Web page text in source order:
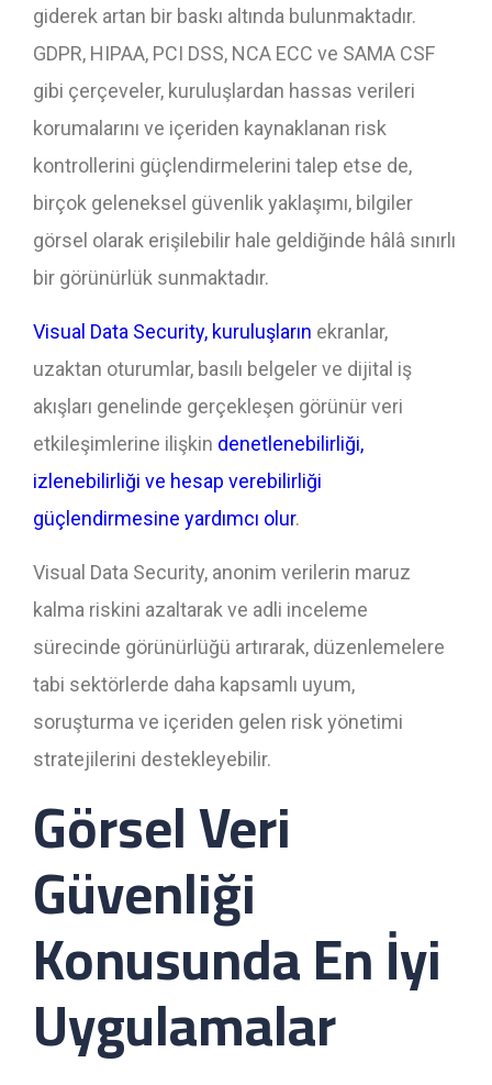
giderek artan bir baskı altında bulunmaktadır.
GDPR, HIPAA, PCI DSS, NCA ECC ve SAMA CSF
gibi çerçeveler, kuruluşlardan hassas verileri
korumalarını ve içeriden kaynaklanan risk
kontrollerini güçlendirmelerini talep etse de,
birçok geleneksel güvenlik yaklaşımı, bilgiler
görsel olarak erişilebilir hale geldiğinde hâlâ sınırlı
bir görünürlük sunmaktadır.
Visual Data Security, kuruluşların ekranlar,
uzaktan oturumlar, basılı belgeler ve dijital iş
akışları genelinde gerçekleşen görünür veri
etkileşimlerine ilişkin denetlenebilirliği,
izlenebilirliği ve hesap verebilirliği
güçlendirmesine yardımcı olur.
Visual Data Security, anonim verilerin maruz
kalma riskini azaltarak ve adli inceleme
sürecinde görünürlüğü artırarak, düzenlemelere
tabi sektörlerde daha kapsamlı uyum,
soruşturma ve içeriden gelen risk yönetimi
stratejilerini destekleyebilir.
Görsel Veri
Güvenliği
Konusunda En İyi
Uygulamalar